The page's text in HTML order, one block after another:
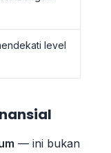
level
— ini bukan